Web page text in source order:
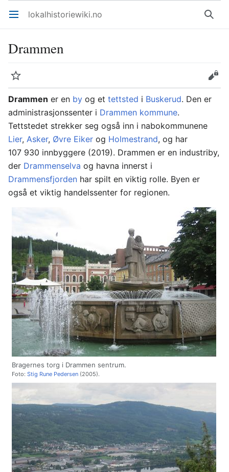
Åpne hovedmenyen lokalhistoriewiki.no Søk
Drammen
Overvåk
Rediger
Drammen er en by og et tettsted i Buskerud. Den er
administrasjonssenter i Drammen kommune.
Tettstedet strekker seg også inn i nabokommunene
Lier, Asker, Øvre Eiker og Holmestrand, og har
107 930 innbyggere (2019). Drammen er en industriby,
der Drammenselva og havna innerst i
Drammensfjorden har spilt en viktig rolle. Byen er
også et viktig handelssenter for regionen.
Bragernes torg i Drammen sentrum.
Foto: Stig Rune Pedersen (2005).